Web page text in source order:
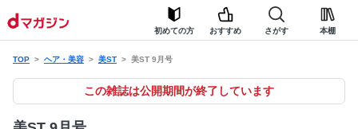
初めての方 おすすめ さがす 本棚
TOP ヘア・美容 美ST 美ST 9月号
この雑誌は公開期間が終了しています